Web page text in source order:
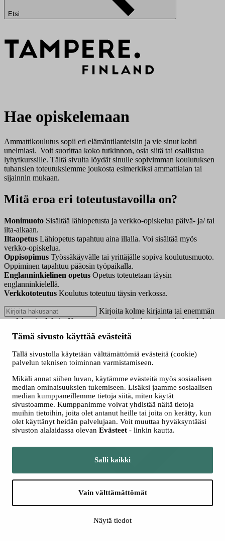
Tämä sivusto käyttää evästeitä
Tällä sivustolla käytetään välttämättömiä evästeitä (cookie)
palvelun teknisen toiminnan varmistamiseen.
Mikäli annat siihen luvan, käytämme evästeitä myös sosiaalisen
median ominaisuuksien tukemiseen. Lisäksi jaamme sosiaalisen
median kumppaneillemme tietoja siitä, miten käytät
sivustoamme. Kumppanimme voivat yhdistää näitä tietoja
muihin tietoihin, joita olet antanut heille tai joita on kerätty, kun
olet käyttänyt heidän palvelujaan. Voit muuttaa hyväksyntääsi
sivuston alalaidassa olevan Evästeet - linkin kautta.
Salli kaikki
Vain välttämättömät
Näytä tiedot
Etsi
Hae opiskelemaan
Ammattikoulutus sopii eri elämäntilanteisiin ja vie sinut kohti
unelmiasi. Voit suorittaa koko tutkinnon, osia siitä tai osallistua
lyhytkurssille. Tältä sivulta löydät sinulle sopivimman koulutuksen
tuhansien toteutuksiemme joukosta esimerkiksi ammattialan tai
sijainnin mukaan.
Mitä eroa eri toteutustavoilla on?
Monimuoto Sisältää lähiopetusta ja verkko-opiskelua päivä- ja/ tai
ilta-aikaan.
Iltaopetus Lähiopetus tapahtuu aina illalla. Voi sisältää myös
verkko-opiskelua.
Oppisopimus Työssäkäyvälle tai yrittäjälle sopiva koulutusmuoto.
Oppiminen tapahtuu pääosin työpaikalla.
Englanninkielinen opetus Opetus toteutetaan täysin
englanninkielellä.
Verkkototeutus Koulutus toteutuu täysin verkossa.
Kirjoita kolme kirjainta tai enemmän
saadaksesi tuloksia. Kun automaattisen täydennyksen hakutuloksia
valintaan. Kosketuslaitteiden käyttäjille, tutki koskettamalla tai
Näytä vain nyt haussa olevat
Valitse hakutapa
Kaikki
Jatkuva haku
Yhteishaku